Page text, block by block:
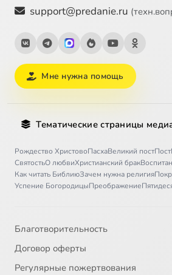
support@predanie.ru
Мне нужна помощь
Тематические страницы
Рождество ХристовоПасхаВеликий постПост
СвятостьО любвиХристианский брак
Как читать БиблиюЗачем нужна религия
Успение БогородицыПреображение
Благотворительность
Договор оферты
Регулярные пожертвования